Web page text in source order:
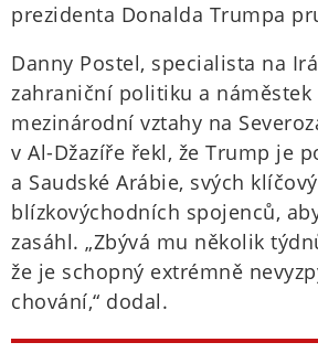
prezidenta Donalda Trumpa
Danny Postel, specialista na
zahraniční politiku a náměstek
mezinárodní vztahy na
v Al-Džazíře řekl, že Trump je
a Saudské Arábie, svých
blízkovýchodních spojenců,
zasáhl. „Zbývá mu několik
že je schopný extrémně
chování,“ dodal.